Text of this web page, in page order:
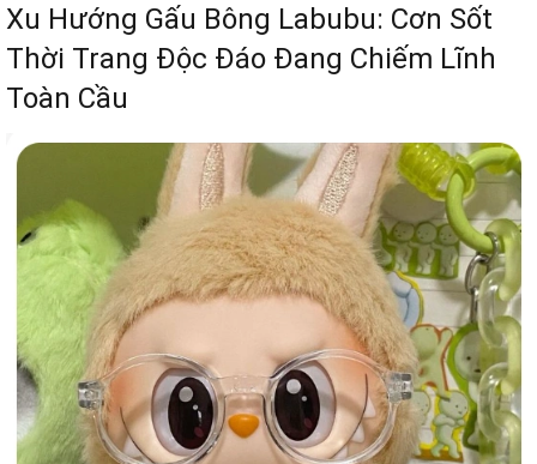
Xu Hướng Gấu Bông Labubu: Cơn Sốt
Thời Trang Độc Đáo Đang Chiếm Lĩnh
Toàn Cầu